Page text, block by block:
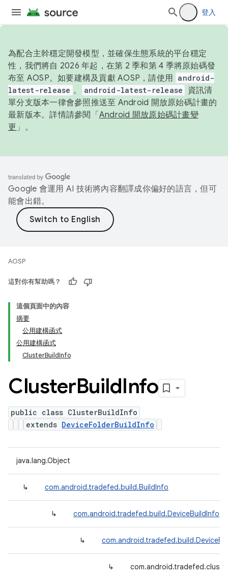
登入
為配合主幹穩定開發模型，並確保生態系統的平台穩定
性，我們將自 2026 年起，在第 2 季和第 4 季將原始碼發
布至 AOSP。如要建構及貢獻 AOSP，請使用 android-
latest-release 。 android-latest-release
資訊清
單分支版本一律會參照推送至 Android 開放原始碼計畫的
最新版本。詳情請參閱「 Android 開放原始碼計畫變
更 」。
Google 會運用 AI 技術將內容翻譯成你偏好的語言，但可
能會出錯。
AOSP
這對你有幫助嗎？
這個頁面中的內容
摘要
公用建構函式
公用建構函式
ClusterBuildInfo
ClusterBuildInfo
public class ClusterBuildInfo
extends DeviceFolderBuildInfo
java.lang.Object
↳ com.android.tradefed.build.BuildInfo
↳ com.android.tradefed.build.DeviceBuildInfo
↳
↳